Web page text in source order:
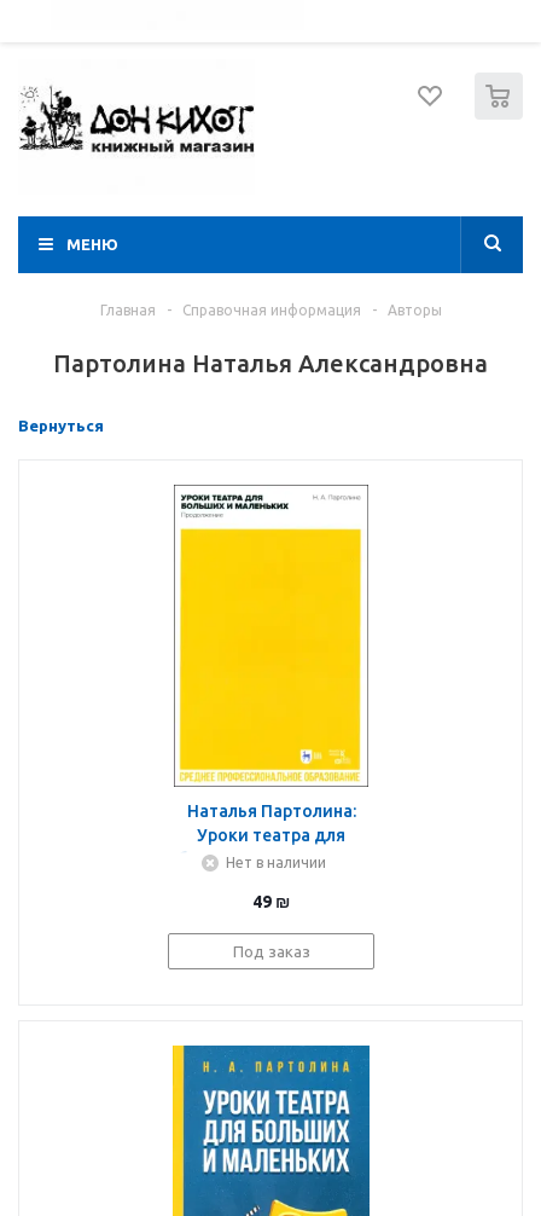
МЕНЮ
Главная - Справочная информация - Авторы
Партолина Наталья Александровна
Вернуться
Наталья Партолина:
Уроки театра для
больших и маленьких.
пособие для СПО
Нет в наличии
49 ₪
Под заказ